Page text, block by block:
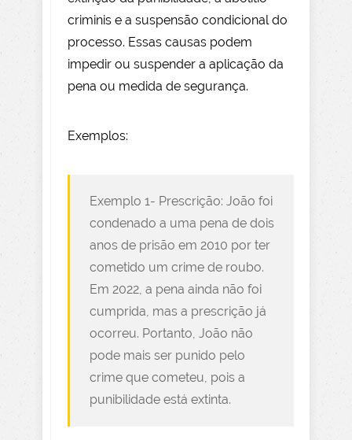
criminis e a suspensão condicional do
processo. Essas causas podem
impedir ou suspender a aplicação da
pena ou medida de segurança.
Exemplos:
Exemplo 1- Prescrição: João foi
condenado a uma pena de dois
anos de prisão em 2010 por ter
cometido um crime de roubo.
Em 2022, a pena ainda não foi
cumprida, mas a prescrição já
ocorreu. Portanto, João não
pode mais ser punido pelo
crime que cometeu, pois a
punibilidade está extinta.